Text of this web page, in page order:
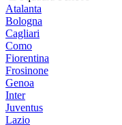
Atalanta
Bologna
Cagliari
Como
Fiorentina
Frosinone
Genoa
Inter
Juventus
Lazio